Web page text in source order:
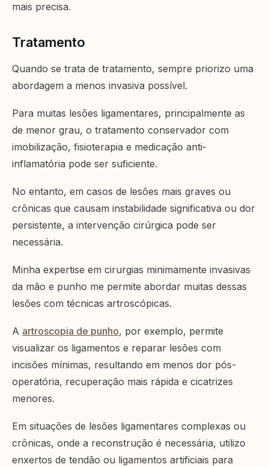
mais precisa.
Tratamento
Quando se trata de tratamento, sempre priorizo uma
abordagem a menos invasiva possível.
Para muitas lesões ligamentares, principalmente as
de menor grau, o tratamento conservador com
imobilização, fisioterapia e medicação anti-
inflamatória pode ser suficiente.
No entanto, em casos de lesões mais graves ou
crônicas que causam instabilidade significativa ou dor
persistente, a intervenção cirúrgica pode ser
necessária.
Minha expertise em cirurgias minimamente invasivas
da mão e punho me permite abordar muitas dessas
lesões com técnicas artroscópicas.
A artroscopia de punho, por exemplo, permite
visualizar os ligamentos e reparar lesões com
incisões mínimas, resultando em menos dor pós-
operatória, recuperação mais rápida e cicatrizes
menores.
Em situações de lesões ligamentares complexas ou
crônicas, onde a reconstrução é necessária, utilizo
enxertos de tendão ou ligamentos artificiais para